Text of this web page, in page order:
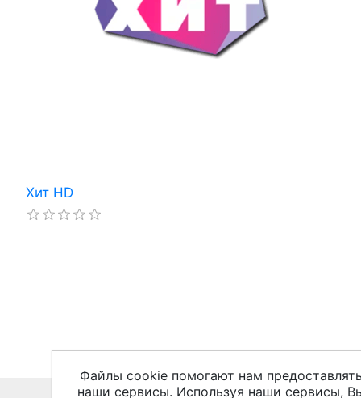
Хит HD
Файлы cookie помогают нам
наши сервисы. Используя наши сервисы,